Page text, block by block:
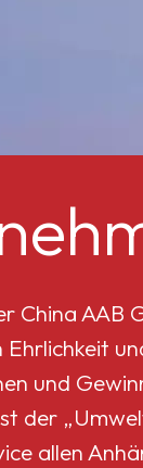
MT-
China AAB
Ehrlichkeit
und
der
allen